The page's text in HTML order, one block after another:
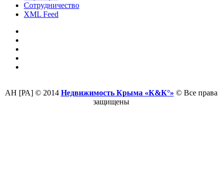
Сотрудничество
XML Feed
АН [РА] © 2014 Недвижимость Крыма «К&К°» © Все права
защищены